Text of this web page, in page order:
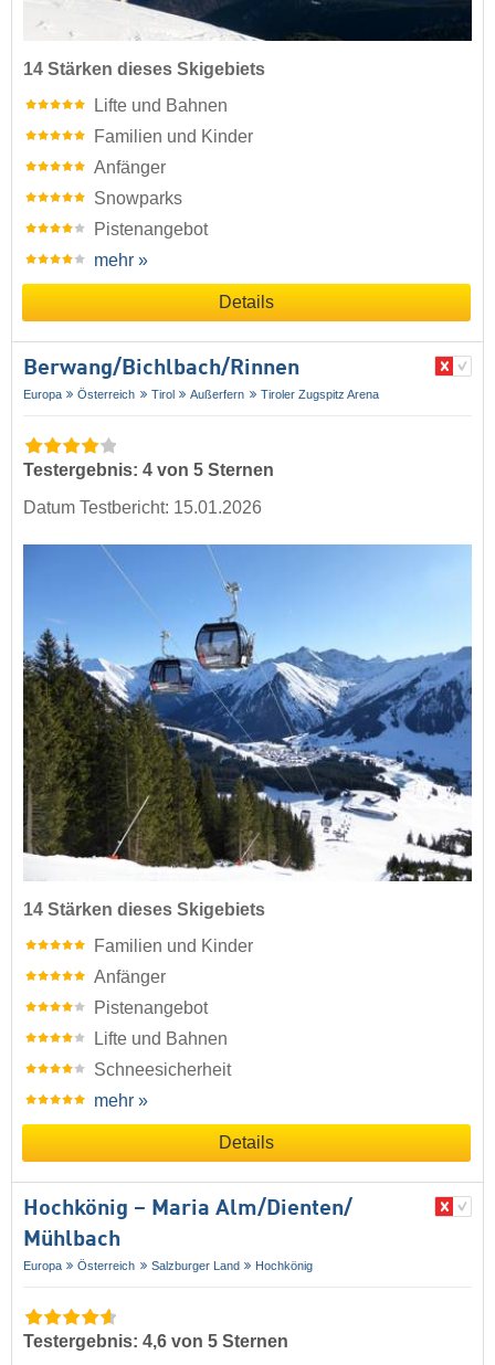
14 Stärken dieses Skigebiets
Lifte und Bahnen
Familien und Kinder
Anfänger
Snowparks
Pistenangebot
mehr »
Details
Berwang/​Bichlbach/​Rinnen
Europa Österreich Tirol Außerfern Tiroler Zugspitz Arena
Testergebnis: 4 von 5 Sternen
Datum Testbericht: 15.01.2026
14 Stärken dieses Skigebiets
Familien und Kinder
Anfänger
Pistenangebot
Lifte und Bahnen
Schneesicherheit
mehr »
Details
Hochkönig – Maria Alm/​Dienten/​
Mühlbach
Europa Österreich Salzburger Land Hochkönig
Testergebnis: 4,6 von 5 Sternen